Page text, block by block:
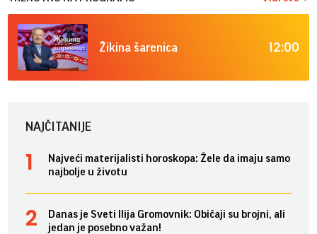
Žikina šarenica 12:00
NAJČITANIJE
Najveći materijalisti horoskopa: Žele da imaju samo
najbolje u životu
Danas je Sveti Ilija Gromovnik: Običaji su brojni, ali
jedan je posebno važan!